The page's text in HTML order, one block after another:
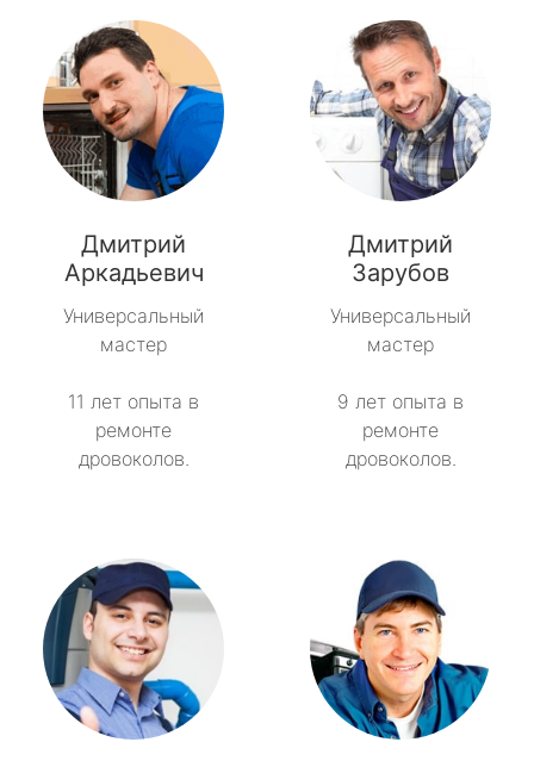
Дмитрий
Аркадьевич
Универсальный
мастер
11 лет опыта в
ремонте
дровоколов.
Дмитрий
Зарубов
Универсальный
мастер
9 лет опыта в
ремонте
дровоколов.